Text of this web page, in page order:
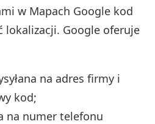
w Mapach Google kod
lokalizacji. Google oferuje
na adres firmy i
kod;
na numer telefonu